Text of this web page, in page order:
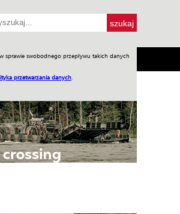
sprawie swobodnego przepływu takich danych
przetwarzania danych
Praca w WIW